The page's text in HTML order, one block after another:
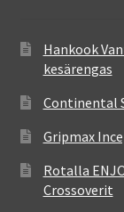
Hankook
kesärengas
Continental
Gripmax
Rotalla
Crossoverit